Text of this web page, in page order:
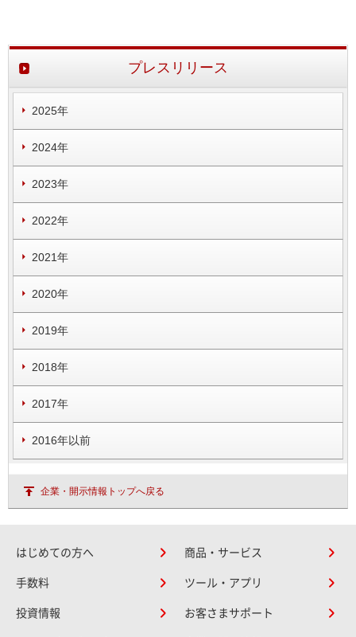
プレスリリース
2025年
2024年
2023年
2022年
2021年
2020年
2019年
2018年
2017年
2016年以前
企業・開示情報トップへ戻る
はじめての方へ 商品・サービス
手数料 ツール・アプリ
投資情報 お客さまサポート